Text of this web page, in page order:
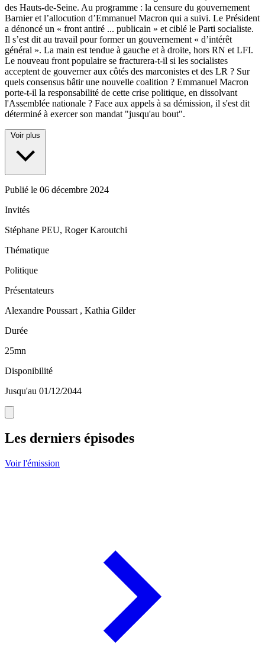
des Hauts-de-Seine. Au programme : la censure du gouvernement
Barnier et l’allocution d’Emmanuel Macron qui a suivi. Le Président
a dénoncé un « front antiré ... publicain » et ciblé le Parti socialiste.
Il s’est dit au travail pour former un gouvernement « d’intérêt
général ». La main est tendue à gauche et à droite, hors RN et LFI.
Le nouveau front populaire se fracturera-t-il si les socialistes
acceptent de gouverner aux côtés des marconistes et des LR ? Sur
quels consensus bâtir une nouvelle coalition ? Emmanuel Macron
porte-t-il la responsabilité de cette crise politique, en dissolvant
l'Assemblée nationale ? Face aux appels à sa démission, il s'est dit
déterminé à exercer son mandat "jusqu'au bout".
Voir plus
Publié le 06 décembre 2024
Invités
Stéphane PEU, Roger Karoutchi
Thématique
Politique
Présentateurs
Alexandre Poussart , Kathia Gilder
Durée
25mn
Disponibilité
Jusqu'au 01/12/2044
Les derniers épisodes
Voir l'émission